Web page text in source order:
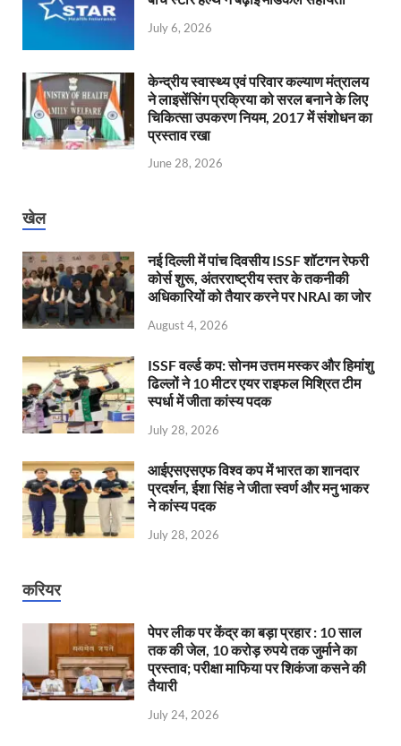
July 6, 2026
केन्‍द्रीय स्वास्थ्य एवं परिवार कल्याण मंत्रालय
ने लाइसेंसिंग प्रक्रिया को सरल बनाने के लिए
चिकित्सा उपकरण नियम, 2017 में संशोधन का
प्रस्ताव रखा
June 28, 2026
खेल
नई दिल्ली में पांच दिवसीय ISSF शॉटगन रेफरी
कोर्स शुरू, अंतरराष्ट्रीय स्तर के तकनीकी
अधिकारियों को तैयार करने पर NRAI का जोर
August 4, 2026
ISSF वर्ल्ड कप: सोनम उत्तम मस्कर और हिमांशु
ढिल्लों ने 10 मीटर एयर राइफल मिश्रित टीम
स्पर्धा में जीता कांस्य पदक
July 28, 2026
आईएसएसएफ विश्व कप में भारत का शानदार
प्रदर्शन, ईशा सिंह ने जीता स्वर्ण और मनु भाकर
ने कांस्य पदक
July 28, 2026
करियर
पेपर लीक पर केंद्र का बड़ा प्रहार : 10 साल
तक की जेल, 10 करोड़ रुपये तक जुर्माने का
प्रस्ताव; परीक्षा माफिया पर शिकंजा कसने की
तैयारी
July 24, 2026